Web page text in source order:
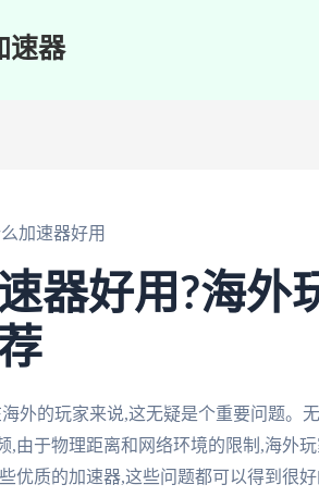
速器
加速器好用
器好用?海外
外的玩家来说,这无疑是个重要问题。
,由于物理距离和网络环境的限制,海外
优质的加速器,这些问题都可以得到很好